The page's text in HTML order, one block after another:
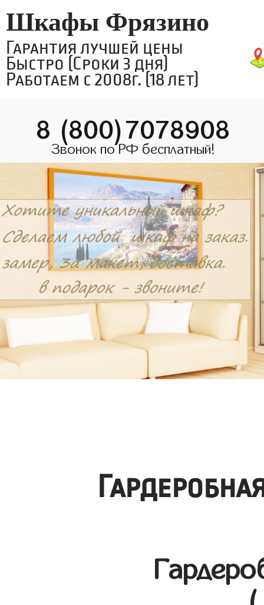
Шкафы Фрязино
Гарантия лучшей цены
Быстро (Сроки 3 дня)
Работаем с 2008г. (18 лет)
8 (800)7078908
Звонок по РФ бесплатный!